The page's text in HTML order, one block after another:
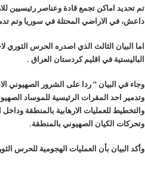
تم تحديد اماكن تجمع قادة وعناصر رئيسيين
داعش، في الاراضي المحتلة في سوريا وتم
اما البيان الثالث الذي اصدره الحرس الثوري
الباليستية في اقليم كردستان العراق .
وجاء في البيان ” ردا على الشرور الصهيوني
وتدمير احد المقرات الرئيسية للموساد
والتخطيط للعمليات الارهابية بالمنطقة
وتحركات الكيان الصهيوني بالمنطقة.
وأكد البيان بأن العمليات الهجومية للحرس